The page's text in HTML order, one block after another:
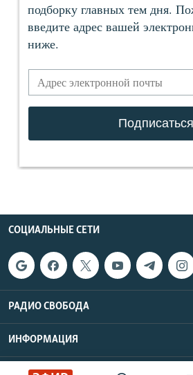
СОЦИАЛЬНЫЕ СЕТИ
РАДИО СВОБОДА
ИНФОРМАЦИЯ